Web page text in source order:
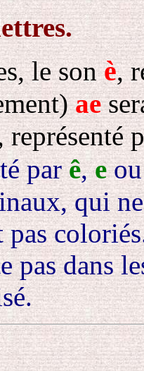
le sonè,
ae
représenté
parê,eou
qui
pas dans